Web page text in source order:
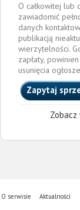
O całkowitej lub
zawiadomić
danych
publikacją
wierzytelności.
zapłaty,
usunięcia
Zapytaj
O serwisie Aktualności